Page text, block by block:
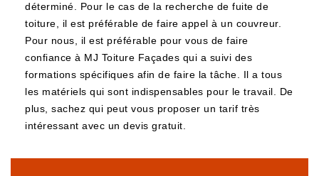
déterminé. Pour le cas de la recherche de fuite de
toiture, il est préférable de faire appel à un couvreur.
Pour nous, il est préférable pour vous de faire
confiance à MJ Toiture Façades qui a suivi des
formations spécifiques afin de faire la tâche. Il a tous
les matériels qui sont indispensables pour le travail. De
plus, sachez qui peut vous proposer un tarif très
intéressant avec un devis gratuit.